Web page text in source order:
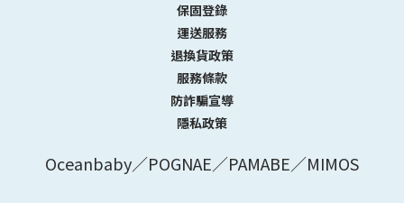
保固登錄
運送服務
退換貨政策
服務條款
防詐騙宣導
隱私政策
Oceanbaby／POGNAE／PAMABE／MIMOS